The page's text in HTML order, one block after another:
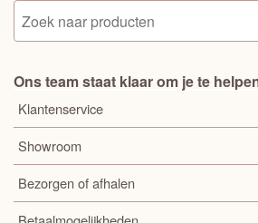
Ons team staat klaar om je te
Klantenservice
Showroom
Bezorgen of afhalen